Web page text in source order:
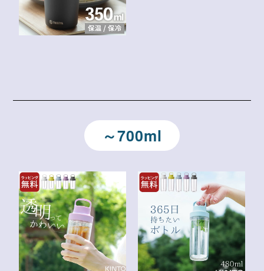
～700ml